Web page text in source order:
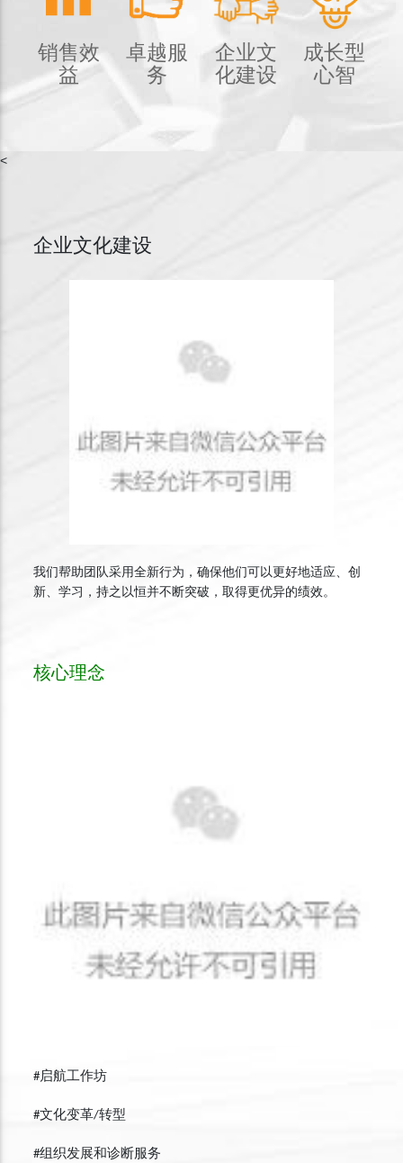
销售效
益
卓越服
务
企业文
化建设
成长型
心智
<
企业文化建设
我们帮助团队采用全新行为，确保他们可以更好地适应、创
新、学习，持之以恒并不断突破，取得更优异的绩效。
核心理念
#启航工作坊
#文化变革/转型
#组织发展和诊断服务